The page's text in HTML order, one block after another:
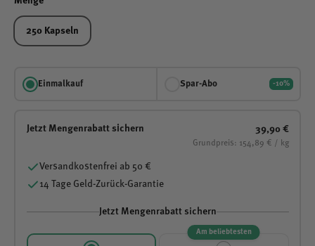
250 Kapseln
Einmalkauf Spar-Abo -10%
Jetzt Mengenrabatt sichern 39,90 €
Grundpreis: 154,89 € / kg
Versandkostenfrei ab 50 €
14 Tage Geld-Zurück-Garantie
Jetzt Mengenrabatt sichern
Am beliebtesten